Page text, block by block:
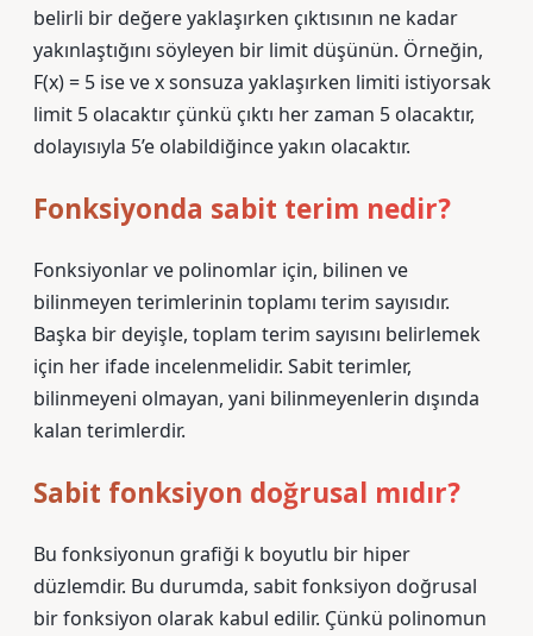
belirli bir değere yaklaşırken çıktısının ne kadar
yakınlaştığını söyleyen bir limit düşünün. Örneğin,
F(x) = 5 ise ve x sonsuza yaklaşırken limiti istiyorsak
limit 5 olacaktır çünkü çıktı her zaman 5 olacaktır,
dolayısıyla 5’e olabildiğince yakın olacaktır.
Fonksiyonda sabit terim nedir?
Fonksiyonlar ve polinomlar için, bilinen ve
bilinmeyen terimlerinin toplamı terim sayısıdır.
Başka bir deyişle, toplam terim sayısını belirlemek
için her ifade incelenmelidir. Sabit terimler,
bilinmeyeni olmayan, yani bilinmeyenlerin dışında
kalan terimlerdir.
Sabit fonksiyon doğrusal mıdır?
Bu fonksiyonun grafiği k boyutlu bir hiper
düzlemdir. Bu durumda, sabit fonksiyon doğrusal
bir fonksiyon olarak kabul edilir. Çünkü polinomun